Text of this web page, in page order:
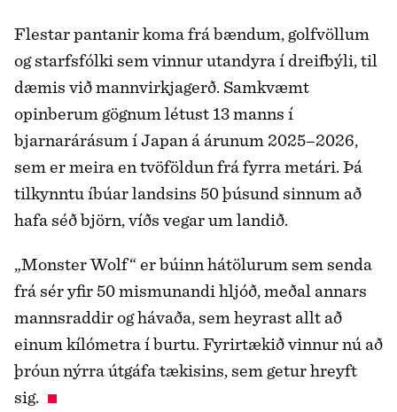
Flestar pantanir koma frá bændum, golfvöllum
og starfsfólki sem vinnur utandyra í dreifbýli, til
dæmis við mannvirkjagerð. Samkvæmt
opinberum gögnum létust 13 manns í
bjarnarárásum í Japan á árunum 2025–2026,
sem er meira en tvöföldun frá fyrra metári. Þá
tilkynntu íbúar landsins 50 þúsund sinnum að
hafa séð björn, víðs vegar um landið.
„Monster Wolf“ er búinn hátölurum sem senda
frá sér yfir 50 mismunandi hljóð, meðal annars
mannsraddir og hávaða, sem heyrast allt að
einum kílómetra í burtu. Fyrirtækið vinnur nú að
þróun nýrra útgáfa tækisins, sem getur hreyft
sig.